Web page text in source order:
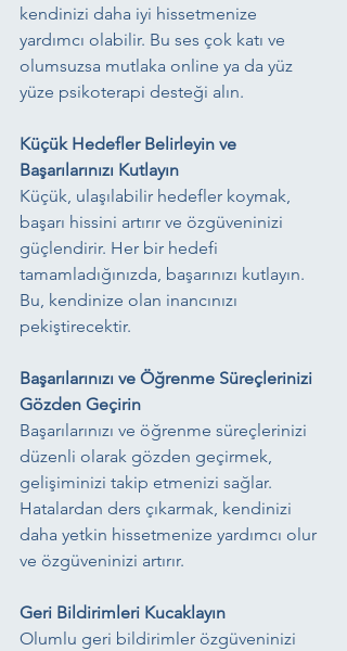
kendinizi daha iyi hissetmenize
yardımcı olabilir. Bu ses çok katı ve
olumsuzsa mutlaka online ya da yüz
yüze psikoterapi desteği alın.
Küçük Hedefler Belirleyin ve
Başarılarınızı Kutlayın
Küçük, ulaşılabilir hedefler koymak,
başarı hissini artırır ve özgüveninizi
güçlendirir. Her bir hedefi
tamamladığınızda, başarınızı kutlayın.
Bu, kendinize olan inancınızı
pekiştirecektir.
Başarılarınızı ve Öğrenme Süreçlerinizi
Gözden Geçirin
Başarılarınızı ve öğrenme süreçlerinizi
düzenli olarak gözden geçirmek,
gelişiminizi takip etmenizi sağlar.
Hatalardan ders çıkarmak, kendinizi
daha yetkin hissetmenize yardımcı olur
ve özgüveninizi artırır.
Geri Bildirimleri Kucaklayın
Olumlu geri bildirimler özgüveninizi